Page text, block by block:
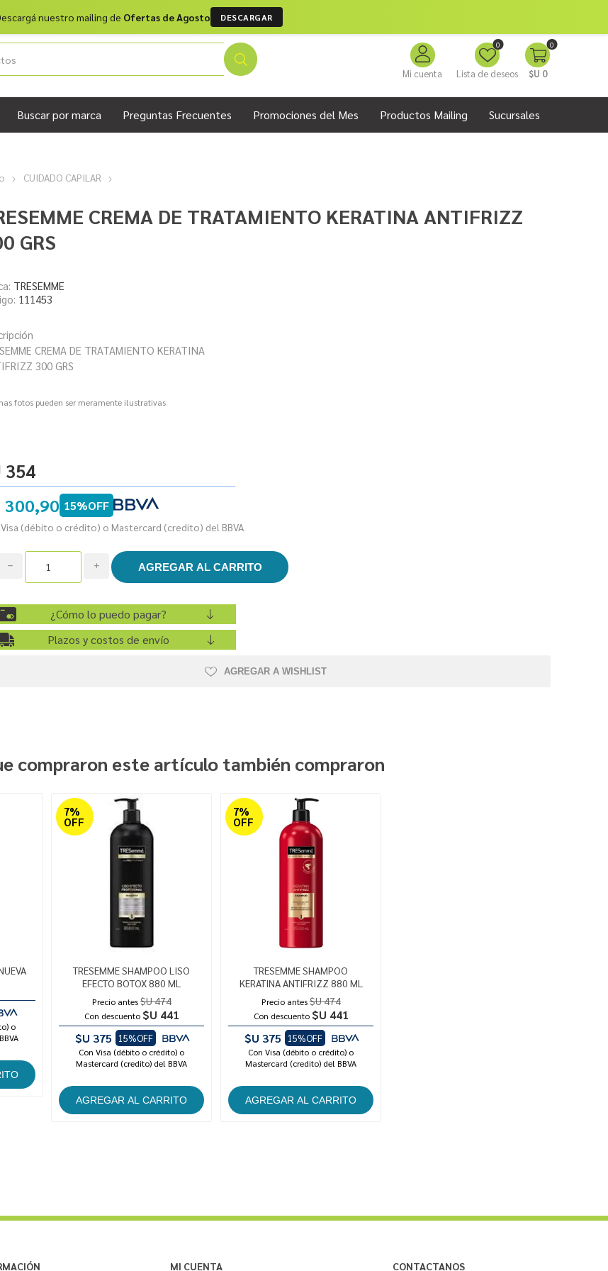
nuestro mailing de Ofertas de Agosto DESCARGAR
Mi cuenta Lista de deseos
0 0
$U 0
Buscar por marca Preguntas Frecuentes Promociones del Mes Productos Mailing Sucursales
CUIDADO CAPILAR
CREMA DE TRATAMIENTO KERATINA ANTIFRIZZ
GRS
TRESEMME
111453
CREMA DE TRATAMIENTO KERATINA
300 GRS
fotos pueden ser meramente ilustrativas
354
300,90 15%OFF
Visa (débito o crédito) o Mastercard (credito) del BBVA
i
h
¿Cómo lo puedo pagar?
Plazos y costos de envío
AGREGAR A WISHLIST
compraron este artículo también compraron
o
7%
OFF
TRESEMME SHAMPOO LISO
EFECTO BOTOX 880 ML
Precio antes$U 474
Con descuento $U 441
$U 375
15%OFF
Con Visa (débito o crédito) o
Mastercard (credito) del BBVA
7%
OFF
TRESEMME SHAMPOO
KERATINA ANTIFRIZZ 880 ML
Precio antes$U 474
Con descuento $U 441
$U 375
15%OFF
Con Visa (débito o crédito) o
Mastercard (credito) del BBVA
MI CUENTA CONTACTANOS